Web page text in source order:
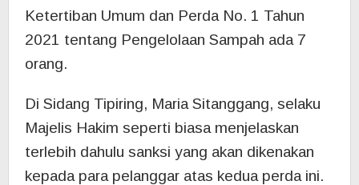
Ketertiban Umum dan Perda No. 1 Tahun
2021 tentang Pengelolaan Sampah ada 7
orang.
Di Sidang Tipiring, Maria Sitanggang, selaku
Majelis Hakim seperti biasa menjelaskan
terlebih dahulu sanksi yang akan dikenakan
kepada para pelanggar atas kedua perda ini.